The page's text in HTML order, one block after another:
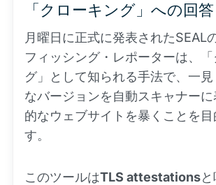
「クローキング」への回答
月曜日に正式に発表されたSEAL
フィッシング・レポーターは、
グ」として知られる手法で、一見
なバージョンを自動スキャナー
的なウェブサイトを暴くことを目
す。
このツールはTLS attestations